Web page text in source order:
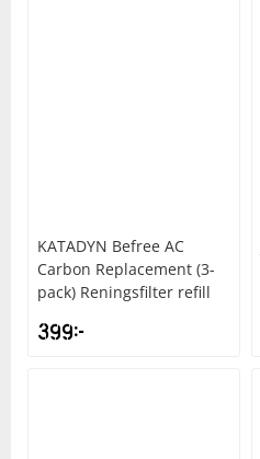
KATADYN Befree AC
Carbon Replacement (3-
pack) Reningsfilter refill
399kr